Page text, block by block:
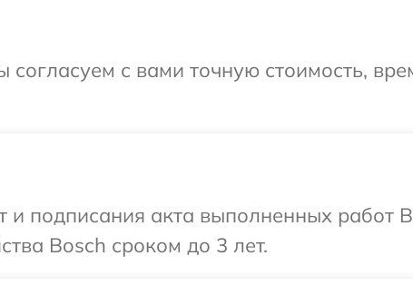
с вами точную стоимость,
и подписания акта выполненных работ
Bosch сроком до 3 лет.